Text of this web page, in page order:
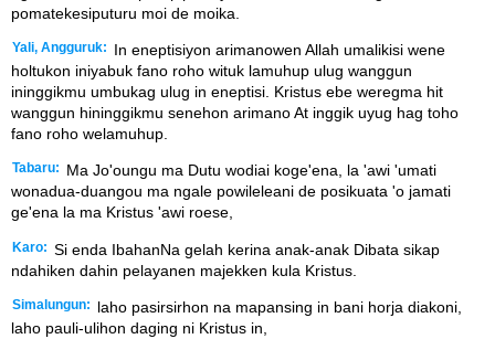
pomatekesiputuru moi de moika.
Yali, Angguruk:
In eneptisiyon arimanowen Allah umalikisi wene
holtukon iniyabuk fano roho wituk lamuhup ulug wanggun
ininggikmu umbukag ulug in eneptisi. Kristus ebe weregma hit
wanggun hininggikmu senehon arimano At inggik uyug hag toho
fano roho welamuhup.
Tabaru:
Ma Jo'oungu ma Dutu wodiai koge'ena, la 'awi 'umati
wonadua-duangou ma ngale powileleani de posikuata 'o jamati
ge'ena la ma Kristus 'awi roese,
Karo: Si enda IbahanNa gelah kerina anak-anak Dibata sikap
ndahiken dahin pelayanen majekken kula Kristus.
Simalungun:
laho pasirsirhon na mapansing in bani horja diakoni,
laho pauli-ulihon daging ni Kristus in,